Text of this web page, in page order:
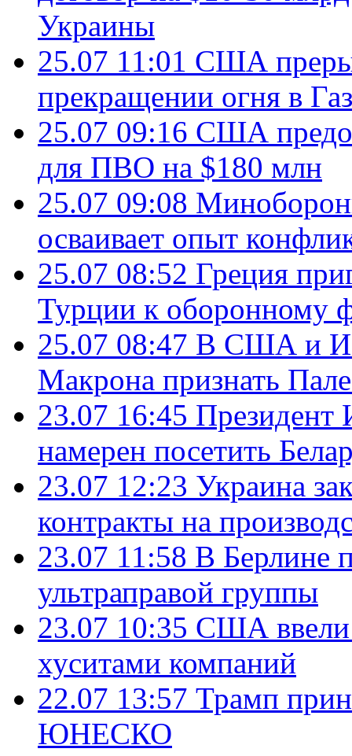
Украины
25.07 11:01 США
прекращении огня в
25.07 09:16 США
для ПВО на $180 млн
25.07 09:08
осваивает опыт
25.07 08:52 Греция
Турции к оборонному
25.07 08:47 В США и
Макрона признать
23.07 16:45 Президент
намерен посетить
23.07 12:23 Украина
контракты на
23.07 11:58 В Берлине
ультраправой группы
23.07 10:35 США ввели
хуситами компаний
22.07 13:57 Трамп
ЮНЕСКО